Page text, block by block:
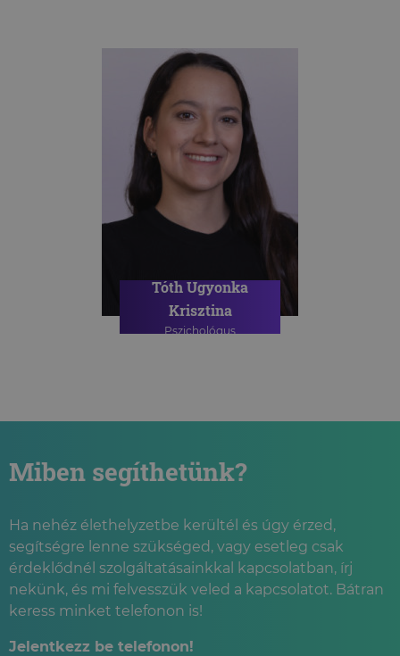
Tóth Ugyonka
Krisztina
Pszichológus
Miben segíthetünk?
Ha nehéz élethelyzetbe kerültél és úgy érzed,
segítségre lenne szükséged, vagy esetleg csak
érdeklődnél szolgáltatásainkkal kapcsolatban, írj
nekünk, és mi felvesszük veled a kapcsolatot. Bátran
keress minket telefonon is!
Jelentkezz be telefonon!